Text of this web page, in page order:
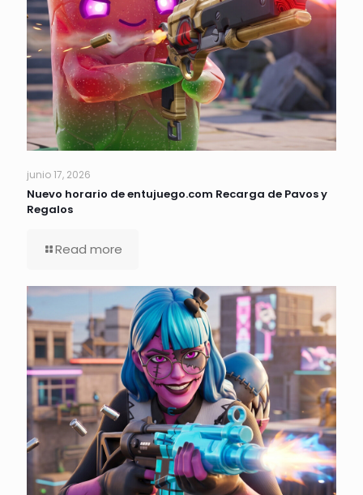
junio 17, 2026
Nuevo horario de entujuego.com Recarga de Pavos y
Regalos
Read more